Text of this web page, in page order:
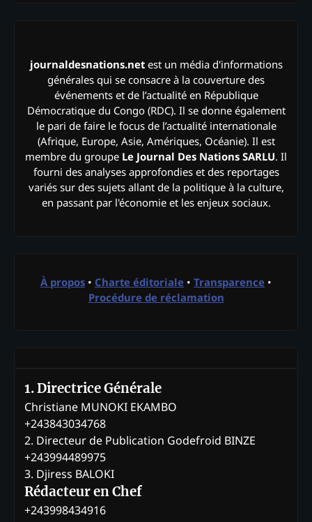
journaldesnations.netest un média d'informations
générales qui se consacre à la couverture des
événements et de l’actualité en République
Démocratique du Congo (RDC). Il se donne également
le pari de faire le focus de l’actualité internationale
(Afrique, Europe, Asie, Amériques, Océanie). Il est
membre du groupe Le Journal Des Nations SARLU. Il
fourni des analyses approfondies et des reportages
variés sur des sujets allant de la politique à la culture,
en passant par l'économie et les enjeux sociaux.
À propos • Charte éditoriale • Transparence •
Procédure de réclamation
1. Directrice Générale
Christiane MUNOKI EKAMBO
+243843034768
2. Directeur de Publication Godefroid BINZE
+243994489975
3. Djiress BALOKI
Rédacteur en Chef
+243998434916